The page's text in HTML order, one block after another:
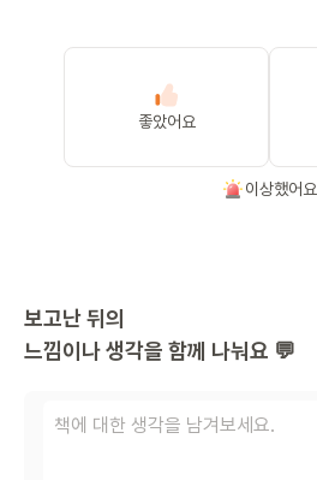
좋았어요
이상했어요
보고난 뒤의
느낌이나 생각을 함께 나눠요 💬